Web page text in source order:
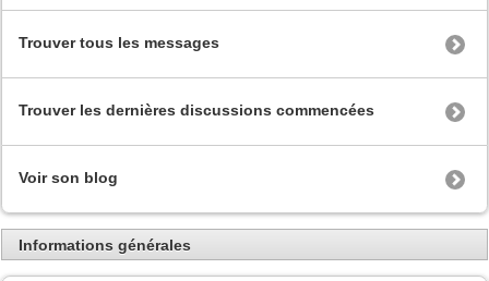
Trouver tous les messages
Trouver les dernières discussions commencées
Voir son blog
Informations générales